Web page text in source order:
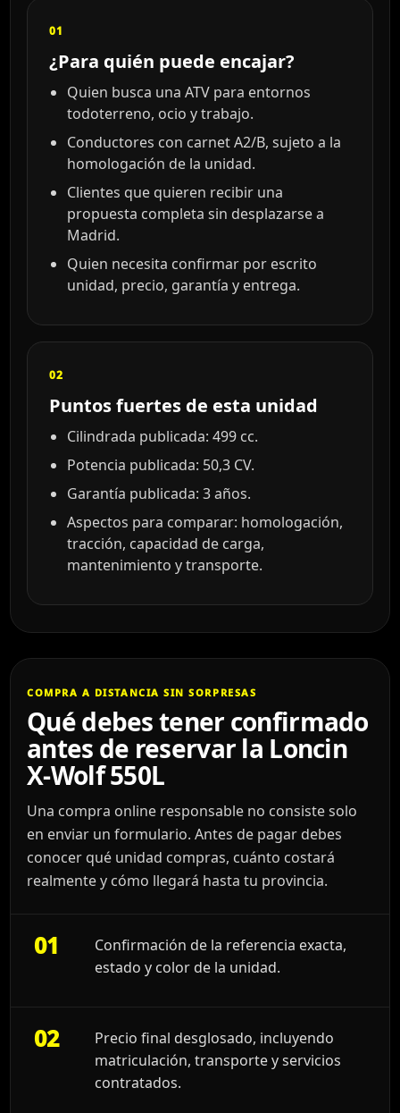
01
¿Para quién puede encajar?
Quien busca una ATV para entornos
todoterreno, ocio y trabajo.
Conductores con carnet A2/B, sujeto a la
homologación de la unidad.
Clientes que quieren recibir una
propuesta completa sin desplazarse a
Madrid.
Quien necesita confirmar por escrito
unidad, precio, garantía y entrega.
02
Puntos fuertes de esta unidad
Cilindrada publicada: 499 cc.
Potencia publicada: 50,3 CV.
Garantía publicada: 3 años.
Aspectos para comparar: homologación,
tracción, capacidad de carga,
mantenimiento y transporte.
COMPRA A DISTANCIA SIN SORPRESAS
Qué debes tener confirmado
antes de reservar la Loncin
X-Wolf 550L
Una compra online responsable no consiste solo
en enviar un formulario. Antes de pagar debes
conocer qué unidad compras, cuánto costará
realmente y cómo llegará hasta tu provincia.
01
Confirmación de la referencia exacta,
estado y color de la unidad.
02
Precio final desglosado, incluyendo
matriculación, transporte y servicios
contratados.